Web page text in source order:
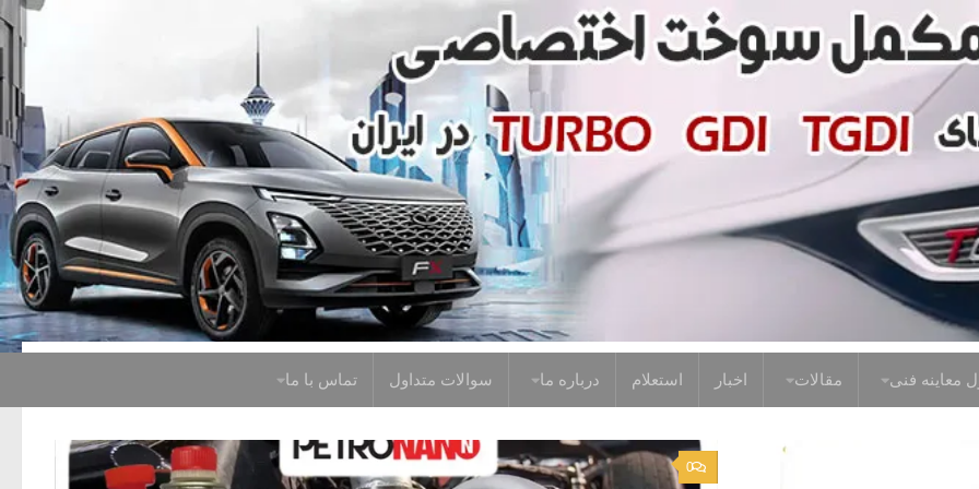
معاینه فنی مقالات اخبار استعلام درباره ما سوالات متداول تماس با ما
0